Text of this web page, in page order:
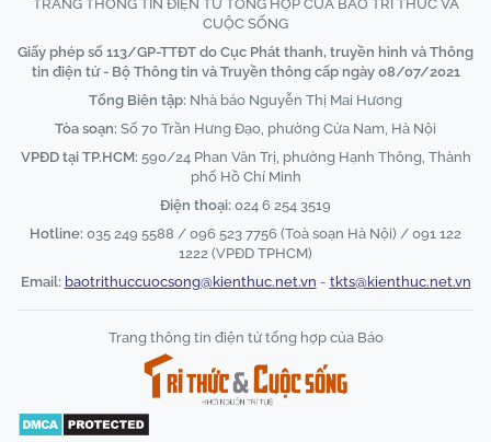
TRANG THÔNG TIN ĐIỆN TỬ TỔNG HỢP CỦA BÁO TRI THỨC VÀ
CUỘC SỐNG
Giấy phép số 113/GP-TTĐT do Cục Phát thanh, truyền hình và Thông
tin điện tử - Bộ Thông tin và Truyền thông cấp ngày 08/07/2021
Tổng Biên tập: Nhà báo Nguyễn Thị Mai Hương
Tòa soạn: Số 70 Trần Hưng Đạo, phường Cửa Nam, Hà Nội
VPĐD tại TP.HCM: 590/24 Phan Văn Trị, phường Hạnh Thông, Thành
phố Hồ Chí Minh
Điện thoại: 024 6 254 3519
Hotline: 035 249 5588 / 096 523 7756 (Toà soạn Hà Nội) / 091 122
1222 (VPĐD TPHCM)
Email: baotrithuccuocsong@kienthuc.net.vn - tkts@kienthuc.net.vn
Trang thông tin điện tử tổng hợp của Báo